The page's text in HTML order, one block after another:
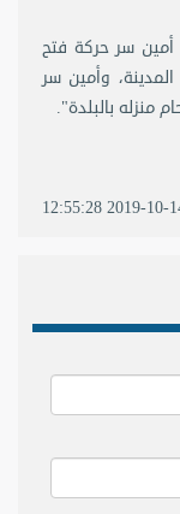
أمين سر حركة فتح
وأمين سر
منزله بالبلدة".
2019-10-14